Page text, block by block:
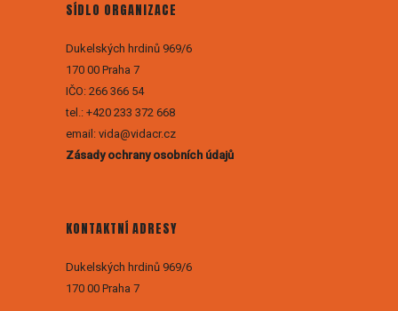
SÍDLO ORGANIZACE
Dukelských hrdinů 969/6
170 00 Praha 7
IČO: 266 366 54
tel.: +420 233 372 668
email: vida@vidacr.cz
Zásady ochrany osobních údajů
KONTAKTNÍ ADRESY
Dukelských hrdinů 969/6
170 00 Praha 7